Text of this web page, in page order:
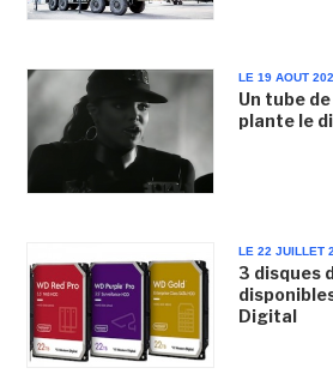
LE 19 AOUT
Un tube
plante le
LE 22 JUILLET
3 disques
Digital